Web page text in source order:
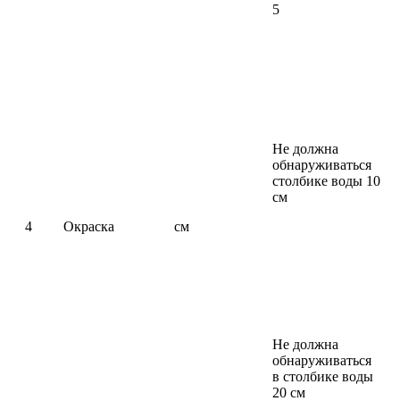
5
4 Окраска см
Не должна
обнаруживаться
столбике воды 10
см
Не должна
обнаруживаться
в столбике воды
20 см